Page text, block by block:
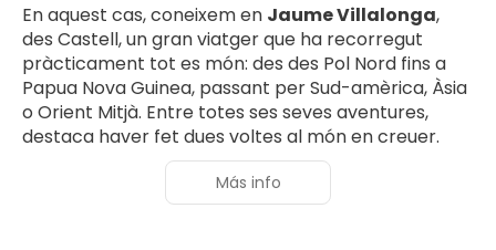
En aquest cas, coneixem en Jaume Villalonga,
des Castell, un gran viatger que ha recorregut
pràcticament tot es món: des des Pol Nord fins a
Papua Nova Guinea, passant per Sud-amèrica, Àsia
o Orient Mitjà. Entre totes ses seves aventures,
destaca haver fet dues voltes al món en creuer.
Más info